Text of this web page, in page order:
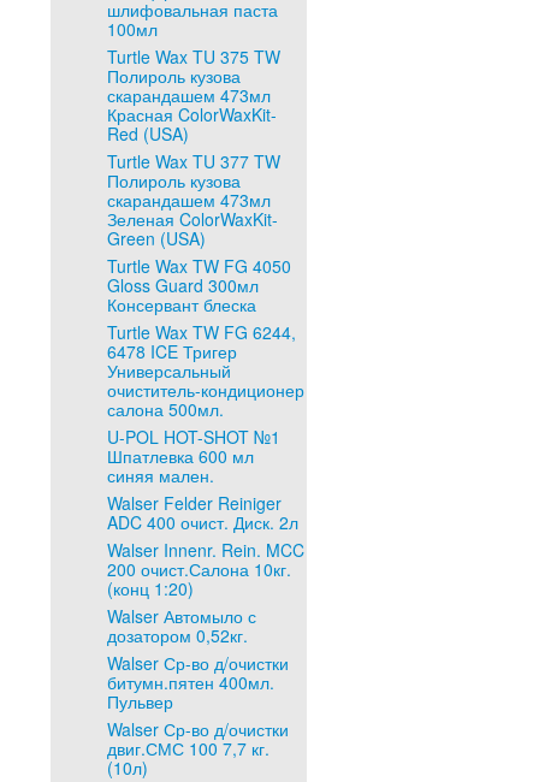
шлифовальная паста
100мл
Turtle Wax TU 375 TW
Полироль кузова
скарандашем 473мл
Красная ColorWaxKit-
Red (USA)
Turtle Wax TU 377 TW
Полироль кузова
скарандашем 473мл
Зеленая ColorWaxKit-
Green (USA)
Turtle Wax TW FG 4050
Gloss Guard 300мл
Консервант блеска
Turtle Wax TW FG 6244,
6478 ICE Тригер
Универсальный
очиститель-кондиционер
салона 500мл.
U-POL HOT-SHOT №1
Шпатлевка 600 мл
синяя мален.
Walser Felder Reiniger
ADC 400 очист. Диск. 2л
Walser Innenr. Rein. MCC
200 очист.Салона 10кг.
(конц 1:20)
Walser Автомыло с
дозатором 0,52кг.
Walser Ср-во д/очистки
битумн.пятен 400мл.
Пульвер
Walser Ср-во д/очистки
двиг.СМС 100 7,7 кг.
(10л)